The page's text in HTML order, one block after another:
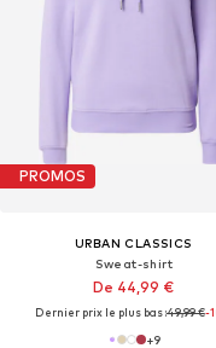
PROMOS
URBAN CLASSICS
Sweat-shirt
De 44,99 €
Dernier prix le plus bas :49,99 €-
+9